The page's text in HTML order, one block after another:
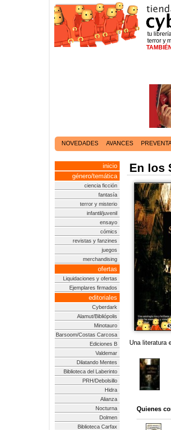
tu
terror y
NOVEDADES AVANCES
inicio
género/temática
ciencia ficción
fantasía
terror y misterio
infantil/juvenil
ensayo
cómics
revistas y fanzines
juegos
merchandising
ofertas
Liquidaciones y ofertas
Ejemplares firmados
editoriales
Cyberdark
Alamut/Bibliópolis
Minotauro
Barsoom/Costas Carcosa
Ediciones B
Valdemar
Dilatando Mentes
Biblioteca del Laberinto
PRH/Debolsillo
Hidra
Alianza
Nocturna
Dolmen
Biblioteca Carfax
En los
Una literatura
Quienes